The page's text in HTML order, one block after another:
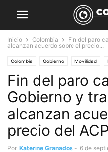
Inicio Colombia
Fin del paro
alcanzan acuerdo sobre el precio...
Colombia Gobierno Movilidad
Fin del paro
Gobierno y
alcanzan
precio del
Por Katerine Granados - 6 de